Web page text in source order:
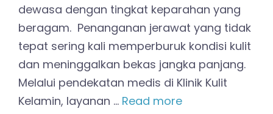
dewasa dengan tingkat keparahan yang
beragam. Penanganan jerawat yang tidak
tepat sering kali memperburuk kondisi kulit
dan meninggalkan bekas jangka panjang.
Melalui pendekatan medis di Klinik Kulit
Kelamin, layanan … Read more